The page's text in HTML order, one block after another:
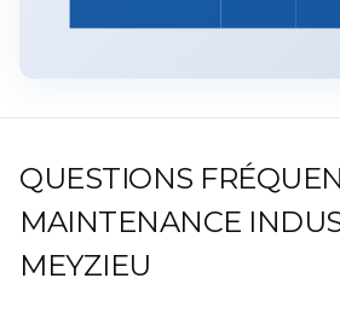
QUESTIONS
MAINTENANCE
MEYZIEU